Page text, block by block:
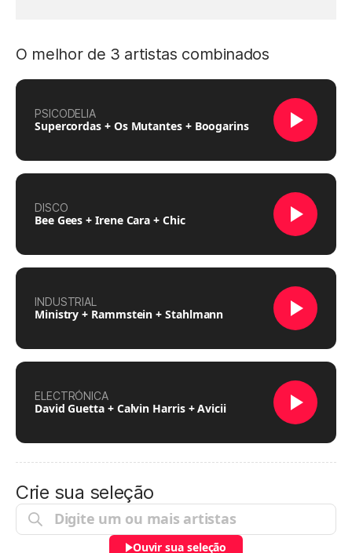
O melhor de 3 artistas combinados
PSICODELIA
Supercordas + Os Mutantes + Boogarins
DISCO
Bee Gees + Irene Cara + Chic
INDUSTRIAL
Ministry + Rammstein + Stahlmann
ELECTRÓNICA
David Guetta + Calvin Harris + Avicii
Crie sua seleção
Ouvir sua seleção